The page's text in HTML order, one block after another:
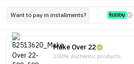
Want to pay in installments?
Make Over 22
100% Authentic products